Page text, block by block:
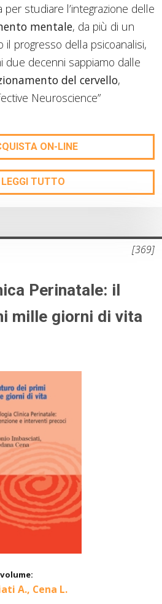
per studiare l’integrazione delle
mentale, da più di un
progresso della psicoanalisi,
due decenni sappiamo dalle
del cervello,
Neuroscience”
ON-LINE
LEGGI TUTTO
Perinatale: il
mille giorni di vita
[369]
A., Cena L.